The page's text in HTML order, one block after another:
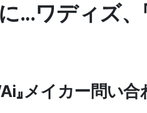
...ワディズ、
』メイカー問い